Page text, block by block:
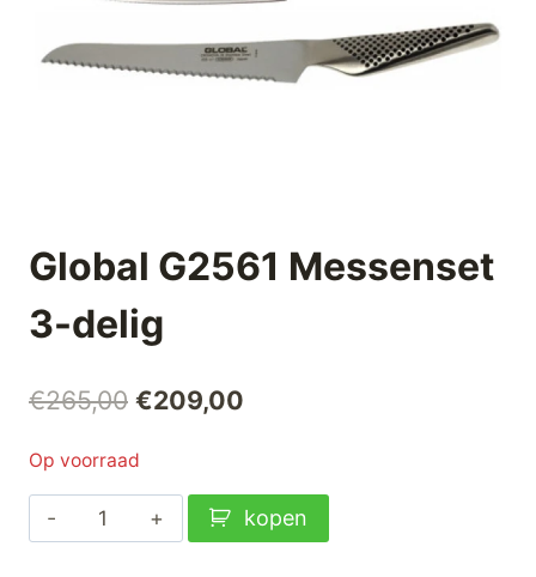
Global G2561 Messenset
3-delig
€265,00 Oorspronkelijke
€265,00.
€209,00
€209,00.
Op voorraad
Global
G2561
kopen